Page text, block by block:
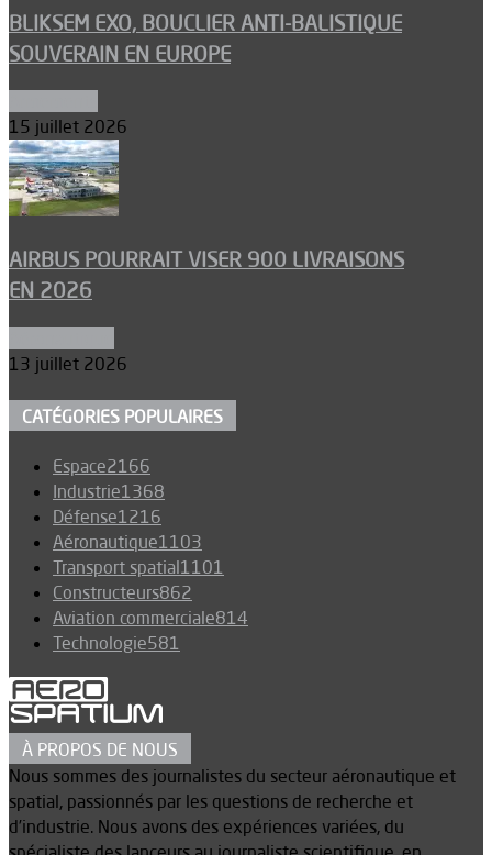
BLIKSEM EXO, BOUCLIER ANTI-BALISTIQUE
SOUVERAIN EN EUROPE
15 juillet 2026
AIRBUS POURRAIT VISER 900 LIVRAISONS
EN 2026
13 juillet 2026
CATÉGORIES POPULAIRES
Espace2166
Industrie1368
Défense1216
Aéronautique1103
Transport spatial1101
Constructeurs862
Aviation commerciale814
Technologie581
À PROPOS DE NOUS
Nous sommes des journalistes du secteur aéronautique et
spatial, passionnés par les questions de recherche et
d’industrie. Nous avons des expériences variées, du